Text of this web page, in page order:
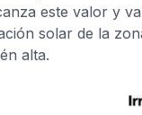
este valor y
solar de la
alta.